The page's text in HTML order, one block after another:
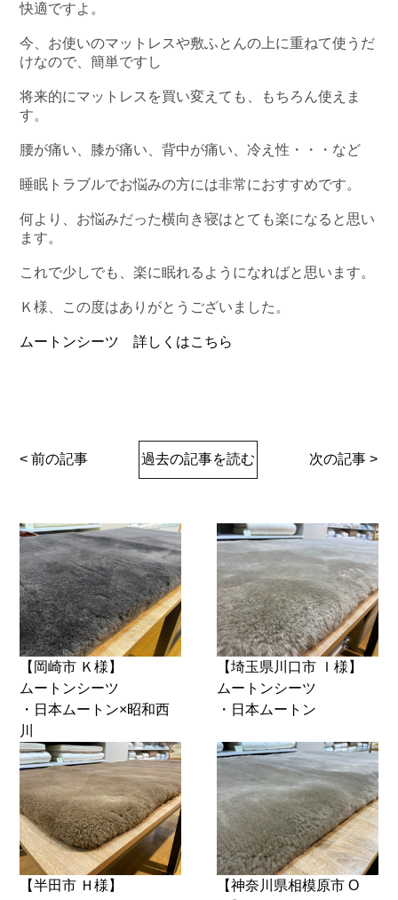
快適ですよ。
今、お使いのマットレスや敷ふとんの上に重ねて使うだ
けなので、簡単ですし
将来的にマットレスを買い変えても、もちろん使えま
す。
腰が痛い、膝が痛い、背中が痛い、冷え性・・・など
睡眠トラブルでお悩みの方には非常におすすめです。
何より、お悩みだった横向き寝はとても楽になると思い
ます。
これで少しでも、楽に眠れるようになればと思います。
Ｋ様、この度はありがとうございました。
ムートンシーツ 詳しくはこちら
< 前の記事 過去の記事を読む 次の記事 >
【岡崎市 Ｋ様】
ムートンシーツ
・日本ムートン×昭和西
川
【埼玉県川口市 Ｉ様】
ムートンシーツ
・日本ムートン
【半田市 Ｈ様】
【神奈川県相模原市 O